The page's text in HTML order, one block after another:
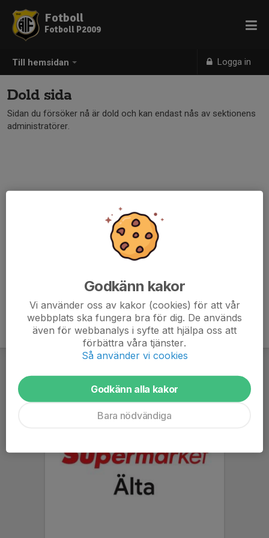
Till hemsidan Logga in
Fotboll
Fotboll P2009
Dold sida
Sidan du försöker nå är dold och kan endast nås av sektionens
administratörer.
Godkänn kakor
Vi använder oss av kakor (cookies) för att vår
webbplats ska fungera bra för dig. De används
även för webbanalys i syfte att hjälpa oss att
förbättra våra tjänster.
Så använder vi cookies
Godkänn alla kakor
Bara nödvändiga